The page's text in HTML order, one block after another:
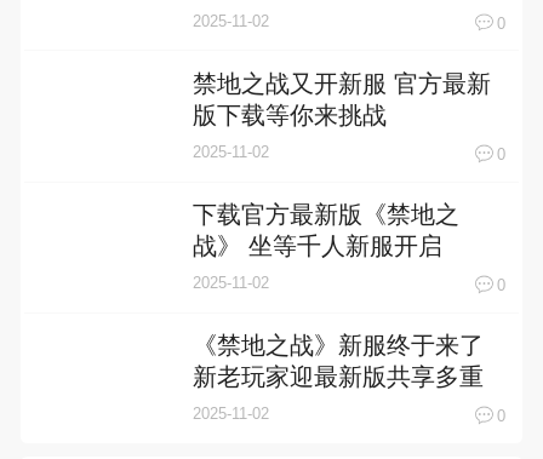
服
2025-11-02 0
禁地之战又开新服 官方最新
版下载等你来挑战
2025-11-02 0
下载官方最新版《禁地之
战》 坐等千人新服开启
2025-11-02 0
《禁地之战》新服终于来了
新老玩家迎最新版共享多重
礼包
2025-11-02 0